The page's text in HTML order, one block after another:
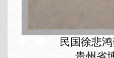
民国徐悲